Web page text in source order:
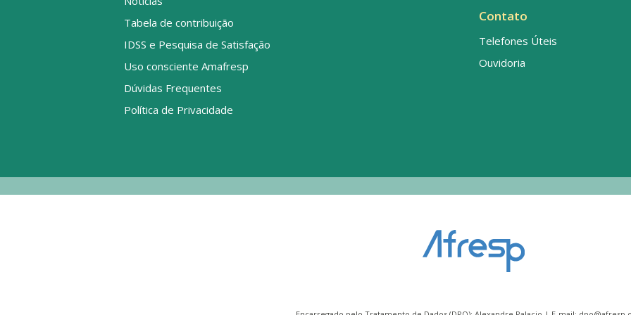
Tabela de contribuição
IDSS e Pesquisa de Satisfação
Uso consciente Amafresp
Dúvidas Frequentes
Política de Privacidade
Contato
Telefones Úteis
Ouvidoria